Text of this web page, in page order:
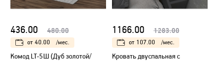
436.00 480.00
от 40.00 /мес.
Комод LT-5Ш (Дуб золотой/
1166.00 1283.00
от 107.00 /мес.
Кровать двуспальная с